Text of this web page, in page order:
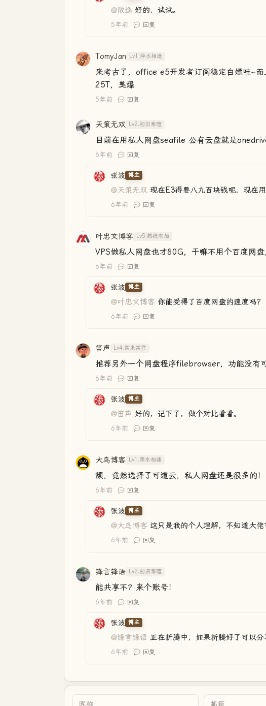
@散逸 好的，试试。
5年前 回复
TomyJan Lv1.萍水相逢
来考古了，office e5开发者订阅稳定白嫖哇~
25T，美爆
5年前 回复
天策无双 Lv2.初识寒暄
目前在用私人网盘seafile 公有云盘就是
6年前 回复
张波 博主
@天策无双 现在E3得要八九百块钱呢，现在
6年前 回复
叶忠文博客 Lv5.熟稔有加
VPS做私人网盘也才80G，干嘛不用个百度网
6年前 回复
张波 博主
@叶忠文博客 你能受得了百度网盘的速度吗？
6年前 回复
笛声 Lv4.常来常往
推荐另外一个网盘程序filebrowser，功能没有
6年前 回复
张波 博主
@笛声 好的，记下了，做个对比看看。
6年前 回复
大鸟博客 Lv1.萍水相逢
额，竟然选择了可道云，私人网盘还是很多的！
6年前 回复
张波 博主
@大鸟博客 这只是我的个人理解，不知道大佬
6年前 回复
锋言锋语 Lv2.初识寒暄
能共享不？来个账号！
6年前 回复
张波 博主
@锋言锋语 正在折腾中，如果折腾好了可以分
6年前 回复